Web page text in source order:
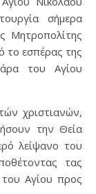
σήμερα
Μητροπολίτης
το εσπέρας της
του Αγίου
χριστιανών,
την Θεία
λείψανο του
τας
Αγίου προς